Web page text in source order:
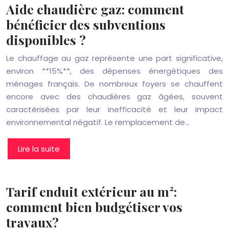
Aide chaudière gaz: comment
bénéficier des subventions
disponibles ?
Le chauffage au gaz représente une part significative,
environ **15%**, des dépenses énergétiques des
ménages français. De nombreux foyers se chauffent
encore avec des chaudières gaz âgées, souvent
caractérisées par leur inefficacité et leur impact
environnemental négatif. Le remplacement de…
Lire la suite
Tarif enduit extérieur au m²:
comment bien budgétiser vos
travaux?